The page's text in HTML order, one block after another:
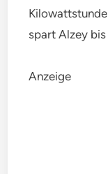
spart Alzey bis
Anzeige